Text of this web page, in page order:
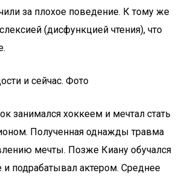
за плохое поведение. К тому же
(дисфункцией чтения), что
и сейчас. Фото
занимался хоккеем и мечтал стать
Полученная однажды травма
мечты. Позже Киану обучался
подрабатывал актером. Среднее